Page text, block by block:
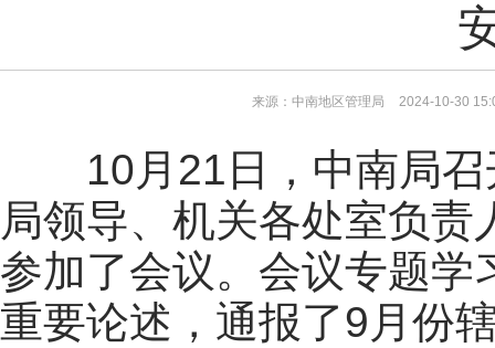
来源：中南地区管理局 2024-10-30
10月21日，中南局召
局领导、机关各处室负
参加了会议。会议专题学
重要论述，通报了9月份
模